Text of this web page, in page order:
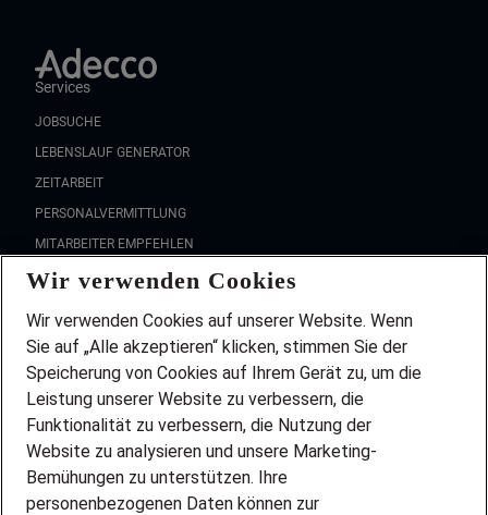
Services
JOBSUCHE
LEBENSLAUF GENERATOR
ZEITARBEIT
PERSONALVERMITTLUNG
MITARBEITER EMPFEHLEN
FAQ
Wir stellen ein!
DEINE BERUFSGRUPPE
DEINE LEBENSSITUATION
PARTNERSHIP WITH AIRBUS
INITIATIV BEWERBEN
ÜBER UNS
Wir verwenden Cookies
Wir verwenden Cookies auf unserer Website. Wenn
Sie auf „Alle akzeptieren“ klicken, stimmen Sie der
Speicherung von Cookies auf Ihrem Gerät zu, um die
Leistung unserer Website zu verbessern, die
Funktionalität zu verbessern, die Nutzung der
Website zu analysieren und unsere Marketing-
Bemühungen zu unterstützen. Ihre
personenbezogenen Daten können zur